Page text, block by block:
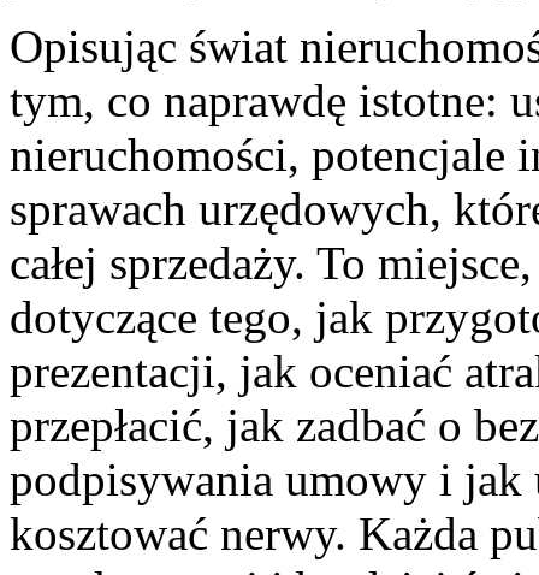
Opisując świat
tym, co naprawdę istotne:
nieruchomości, potencjale
sprawach urzędowych,
całej sprzedaży. To
dotyczące tego, jak
prezentacji, jak oceniać
przepłacić, jak zadbać o
podpisywania umowy i jak
kosztować nerwy. Każda